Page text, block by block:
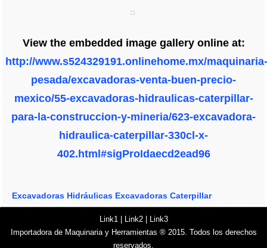
View the embedded image gallery online at:
http://www.s524329191.onlinehome.mx/
pesada/excavadoras-venta-buen-precio-
mexico/55-excavadoras-hidraulicas-caterpillar-
para-la-construccion-y-mineria/623-excavadora-
hidraulica-caterpillar-330cl-x-
402.html#sigProIdaecd2ead96
Excavadoras Hidráulicas Excavadoras Caterpillar
Link1| Link2|
Link3
Importadora de Maquinaria y Herramientas ® 2015. Todos los derechos
reservados.